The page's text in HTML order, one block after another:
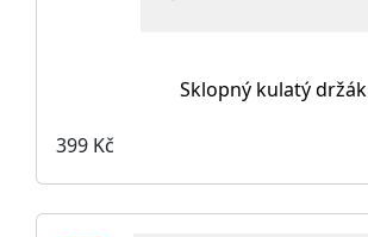
Sklopný kulatý držák
399 Kč